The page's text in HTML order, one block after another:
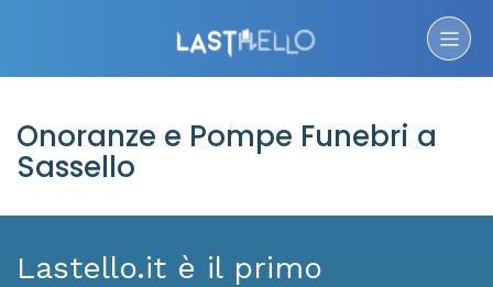
Onoranze e Pompe Funebri a
Sassello
Lastello.it è il primo